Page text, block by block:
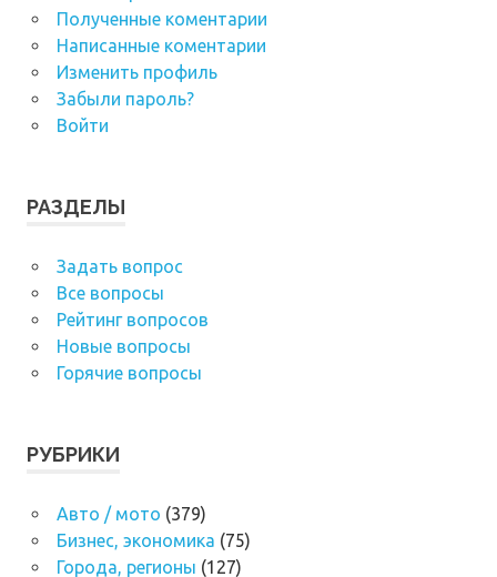
Полученные коментарии
Написанные коментарии
Изменить профиль
Забыли пароль?
Войти
РАЗДЕЛЫ
Задать вопрос
Все вопросы
Рейтинг вопросов
Новые вопросы
Горячие вопросы
РУБРИКИ
Авто / мото (379)
Бизнес, экономика (75)
Города, регионы (127)